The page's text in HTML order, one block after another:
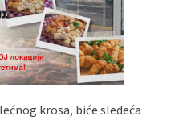
krosa, biće sledeća